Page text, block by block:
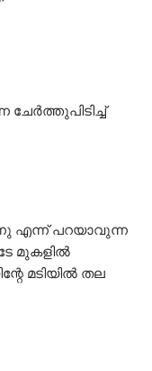
ചേർത്തുപിടിച്ച്
എന്ന് പറയാവുന്ന
മുകളിൽ
മടിയിൽ തല